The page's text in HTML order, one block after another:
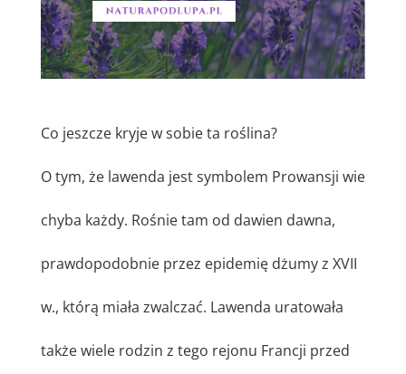
Co jeszcze kryje w sobie ta roślina?
O tym, że lawenda jest symbolem Prowansji wie
chyba każdy. Rośnie tam od dawien dawna,
prawdopodobnie przez epidemię dżumy z XVII
w., którą miała zwalczać. Lawenda uratowała
także wiele rodzin z tego rejonu Francji przed